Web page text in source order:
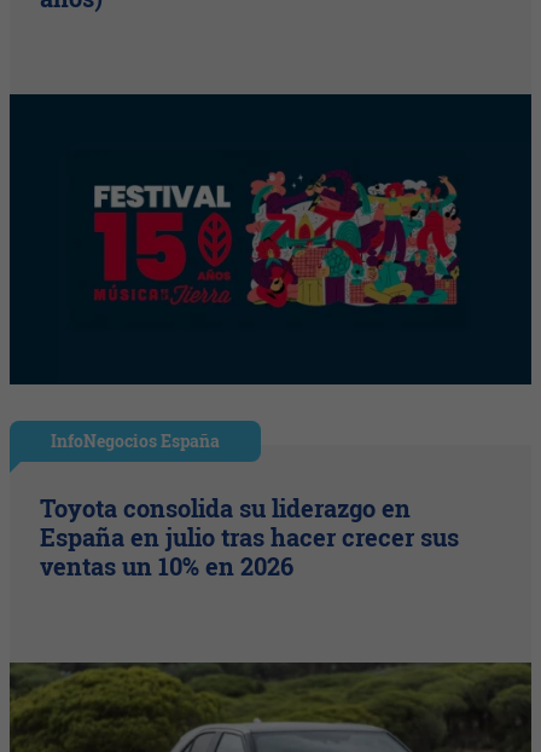
InfoNegocios España
Toyota consolida su liderazgo en
España en julio tras hacer crecer sus
ventas un 10% en 2026